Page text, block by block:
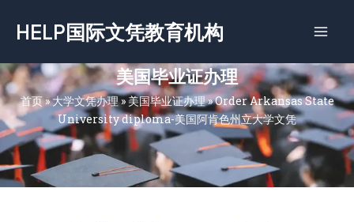
容
HELP国际文凭教育机构
美国毕业证办理
首页»大学文凭办理»美国毕业证办理»Order Arkansas State
University diploma-美国阿肯色州立大学文凭